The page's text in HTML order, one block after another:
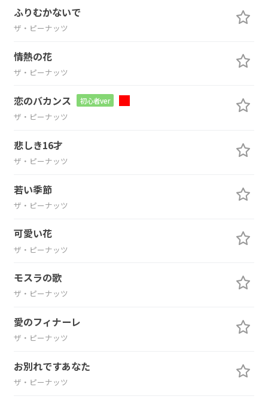
ふりむかないで
ザ・ピーナッツ
情熱の花
ザ・ピーナッツ
恋のバカンス 初心者ver
ザ・ピーナッツ
悲しき16才
ザ・ピーナッツ
若い季節
ザ・ピーナッツ
可愛い花
ザ・ピーナッツ
モスラの歌
ザ・ピーナッツ
愛のフィナーレ
ザ・ピーナッツ
お別れですあなた
ザ・ピーナッツ